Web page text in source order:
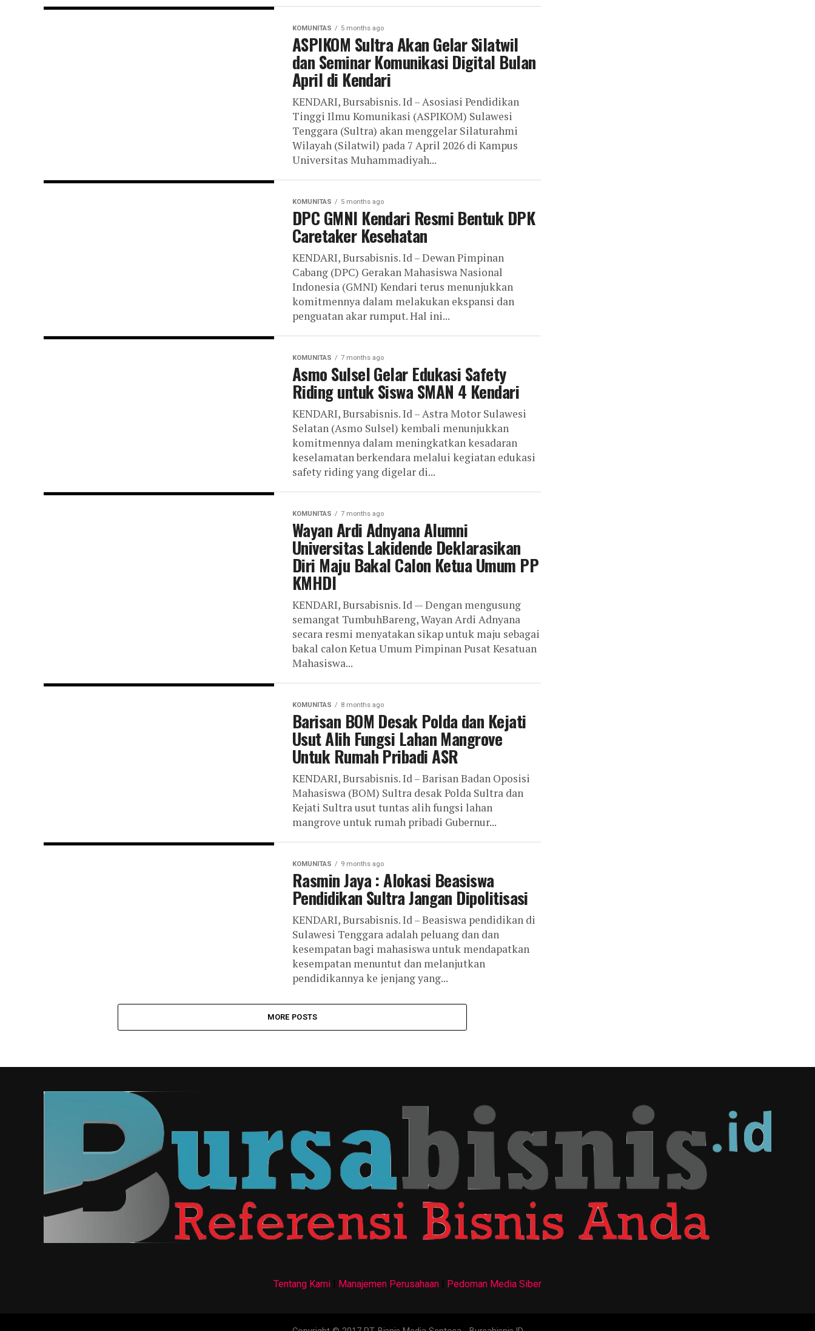
KOMUNITAS 5 months ago
ASPIKOM Sultra Akan Gelar Silatwil
dan Seminar Komunikasi Digital Bulan
April di Kendari
KENDARI, Bursabisnis. Id – Asosiasi Pendidikan
Tinggi Ilmu Komunikasi (ASPIKOM) Sulawesi
Tenggara (Sultra) akan menggelar Silaturahmi
Wilayah (Silatwil) pada 7 April 2026 di Kampus
Universitas Muhammadiyah...
KOMUNITAS 5 months ago
DPC GMNI Kendari Resmi Bentuk DPK
Caretaker Kesehatan
‎KENDARI, Bursabisnis. Id – Dewan Pimpinan
Cabang (DPC) Gerakan Mahasiswa Nasional
Indonesia (GMNI) Kendari terus menunjukkan
komitmennya dalam melakukan ekspansi dan
penguatan akar rumput. Hal ini...
KOMUNITAS 7 months ago
Asmo Sulsel Gelar Edukasi Safety
Riding untuk Siswa SMAN 4 Kendari
KENDARI, Bursabisnis. Id – Astra Motor Sulawesi
Selatan (Asmo Sulsel) kembali menunjukkan
komitmennya dalam meningkatkan kesadaran
keselamatan berkendara melalui kegiatan edukasi
safety riding yang digelar di...
KOMUNITAS 7 months ago
Wayan Ardi Adnyana Alumni
Universitas Lakidende Deklarasikan
Diri Maju Bakal Calon Ketua Umum PP
KMHDI
KENDARI, Bursabisnis. Id — Dengan mengusung
semangat TumbuhBareng, Wayan Ardi Adnyana
secara resmi menyatakan sikap untuk maju sebagai
bakal calon Ketua Umum Pimpinan Pusat Kesatuan
Mahasiswa...
KOMUNITAS 8 months ago
Barisan BOM Desak Polda dan Kejati
Usut Alih Fungsi Lahan Mangrove
Untuk Rumah Pribadi ASR
KENDARI, Bursabisnis. Id – Barisan Badan Oposisi
Mahasiswa (BOM) Sultra desak Polda Sultra dan
Kejati Sultra usut tuntas alih fungsi lahan
mangrove untuk rumah pribadi Gubernur...
KOMUNITAS 9 months ago
Rasmin Jaya : Alokasi Beasiswa
Pendidikan Sultra Jangan Dipolitisasi
KENDARI, Bursabisnis. Id – Beasiswa pendidikan di
Sulawesi Tenggara adalah peluang dan dan
kesempatan bagi mahasiswa untuk mendapatkan
kesempatan menuntut dan melanjutkan
pendidikannya ke jenjang yang...
MORE POSTS
Tentang Kami Manajemen Perusahaan Pedoman Media Siber